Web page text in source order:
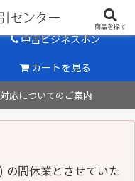
イオニア
中古ビジネスホン
カートを見る
応についてのご案内
の間休業とさせていた
商品を探す